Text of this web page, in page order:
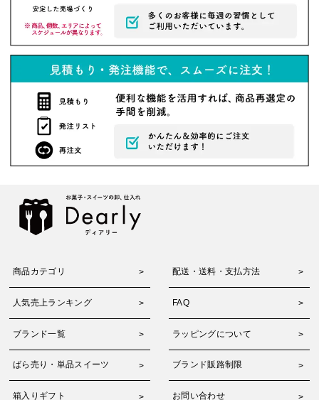
商品カテゴリ 配送・送料・支払方法
人気売上ランキング FAQ
ブランド一覧 ラッピングについて
ばら売り・単品スイーツ ブランド販路制限
箱入りギフト お問い合わせ